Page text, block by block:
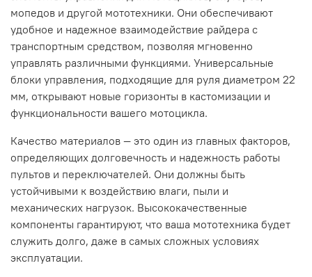
мопедов и другой мототехники. Они обеспечивают
удобное и надежное взаимодействие райдера с
транспортным средством, позволяя мгновенно
управлять различными функциями. Универсальные
блоки управления, подходящие для руля диаметром 22
мм, открывают новые горизонты в кастомизации и
функциональности вашего мотоцикла.
Качество материалов — это один из главных факторов,
определяющих долговечность и надежность работы
пультов и переключателей. Они должны быть
устойчивыми к воздействию влаги, пыли и
механических нагрузок. Высококачественные
компоненты гарантируют, что ваша мототехника будет
служить долго, даже в самых сложных условиях
эксплуатации.